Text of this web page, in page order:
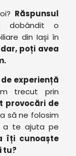
Răspunsul
dobândit o
din Iași în
poți avea
experiență
trecut prin
provocări de
să ne folosim
a te ajuta pe
îți cunoaște
tu?